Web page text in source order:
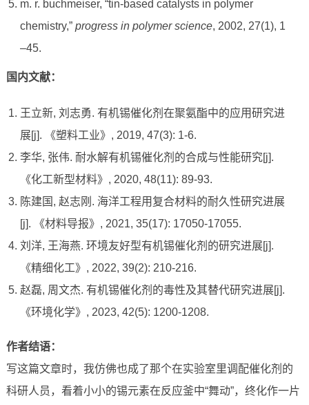
m. r. buchmeiser, “tin-based catalysts in polymer
chemistry,” progress in polymer science, 2002, 27(1), 1
–45.
国内文献：
王立新, 刘志勇. 有机锡催化剂在聚氨酯中的应用研究进
展[j]. 《塑料工业》, 2019, 47(3): 1-6.
李华, 张伟. 耐水解有机锡催化剂的合成与性能研究[j].
《化工新型材料》, 2020, 48(11): 89-93.
陈建国, 赵志刚. 海洋工程用复合材料的耐久性研究进展
[j]. 《材料导报》, 2021, 35(17): 17050-17055.
刘洋, 王海燕. 环境友好型有机锡催化剂的研究进展[j].
《精细化工》, 2022, 39(2): 210-216.
赵磊, 周文杰. 有机锡催化剂的毒性及其替代研究进展[j].
《环境化学》, 2023, 42(5): 1200-1208.
作者结语：
写这篇文章时，我仿佛也成了那个在实验室里调配催化剂的
科研人员，看着小小的锡元素在反应釜中“舞动”，终化作一片